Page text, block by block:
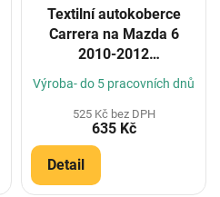
Textilní autokoberce
Carrera na Mazda 6
2010-2012
Výroba- do 5 pracovních dnů
525 Kč bez DPH
635 Kč
Detail